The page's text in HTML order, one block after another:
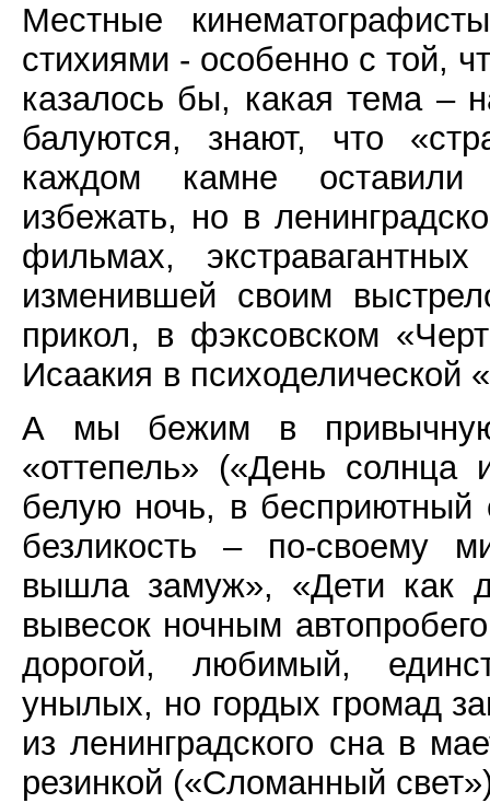
Местные
стихиями - особенно с той,
казалось бы, какая тема –
балуются, знают, что
каждом камне оставили
избежать, но в
фильмах,
изменившей своим
прикол, в фэксовском
Исаакия в психоделической
А мы бежим в
«оттепель» («День
белую ночь, в
безликость – по-своему
вышла замуж», «Дети как
вывесок ночным
дорогой, любимый,
унылых, но гордых громад
из ленинградского сна в
резинкой («Сломанный